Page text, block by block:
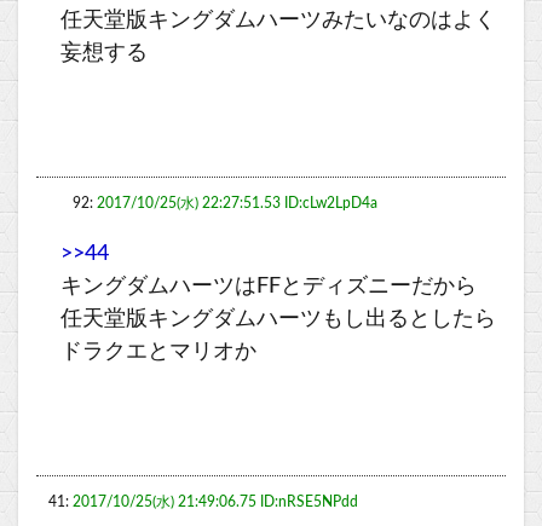
任天堂版キングダムハーツみたいなのはよく
妄想する
92: 2017/10/25(水) 22:27:51.53 ID:cLw2LpD4a
>>44
キングダムハーツはFFとディズニーだから
任天堂版キングダムハーツもし出るとしたら
ドラクエとマリオか
41: 2017/10/25(水) 21:49:06.75 ID:nRSE5NPdd